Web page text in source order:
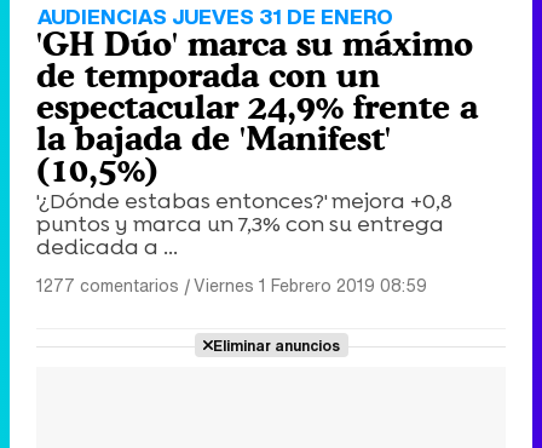
AUDIENCIAS JUEVES 31 DE ENERO
'GH Dúo' marca su máximo
de temporada con un
espectacular 24,9% frente a
la bajada de 'Manifest'
(10,5%)
'¿Dónde estabas entonces?' mejora +0,8
puntos y marca un 7,3% con su entrega
dedicada a ...
1277 comentarios |Viernes 1 Febrero 2019 08:59
Eliminar anuncios